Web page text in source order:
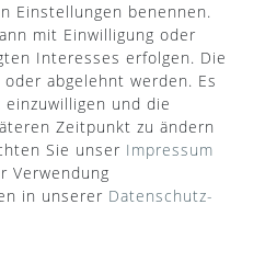
erklären
Einstellungen benennen.
mit Einwilligung oder
Interesses erfolgen. Die
abgelehnt werden. Es
und die
Zeitpunkt zu ändern
Sie unser Impressum
Verwendung
in unserer Daten­schutz­